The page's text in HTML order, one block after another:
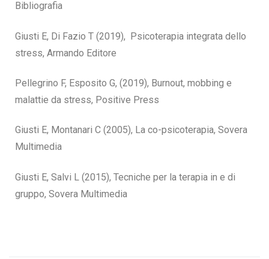
Bibliografia
Giusti E, Di Fazio T (2019), Psicoterapia integrata dello
stress, Armando Editore
Pellegrino F, Esposito G, (2019), Burnout, mobbing e
malattie da stress, Positive Press
Giusti E, Montanari C (2005), La co-psicoterapia, Sovera
Multimedia
Giusti E, Salvi L (2015), Tecniche per la terapia in e di
gruppo, Sovera Multimedia